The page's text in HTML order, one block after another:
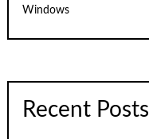
Windows
Recent Posts